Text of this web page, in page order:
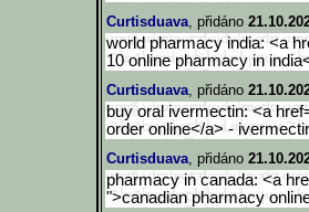
Curtisduava, přidáno
world pharmacy india: <a
10 online pharmacy in
Curtisduava, přidáno
buy oral ivermectin: <a
order online</a> -
Curtisduava, přidáno
pharmacy in canada: <a
">canadian pharmacy